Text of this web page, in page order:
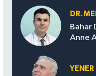
DR.
Bahar
Anne
YENER